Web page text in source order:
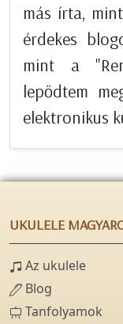
más írta,
érdekes
mint a
lepődtem
elektronikus
UKULELE
Az ukulele
Blog
Tanfolyamok